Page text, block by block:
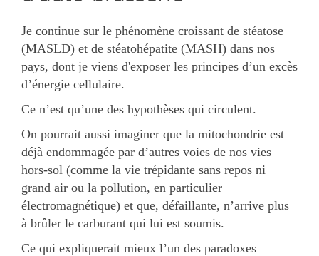
Je continue sur le phénomène croissant de stéatose
(MASLD) et de stéatohépatite (MASH) dans nos
pays, dont je viens d'exposer les principes d’un excès
d’énergie cellulaire.
Ce n’est qu’une des hypothèses qui circulent.
On pourrait aussi imaginer que la mitochondrie est
déjà endommagée par d’autres voies de nos vies
hors-sol (comme la vie trépidante sans repos ni
grand air ou la pollution, en particulier
électromagnétique) et que, défaillante, n’arrive plus
à brûler le carburant qui lui est soumis.
Ce qui expliquerait mieux l’un des paradoxes